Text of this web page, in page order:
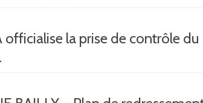
officialise la prise de contrôle du